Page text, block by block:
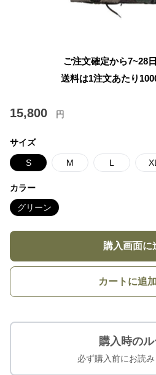
ご注文確定から7~28
送料は1注文あたり
15,800 円
サイズ
S M L XL
カラー
グリーン
購入画面に
カートに追
購入時の
必ず購入前にお読み